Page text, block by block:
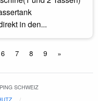
in den...
6 7 8 9 »
SCHWEIZ